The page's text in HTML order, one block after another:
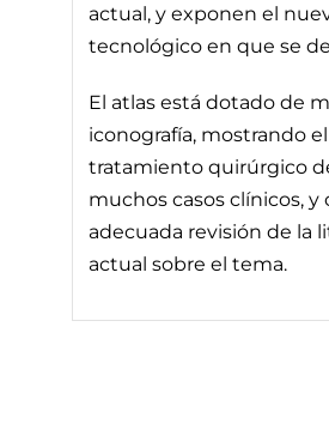
actual, y exponen el
tecnológico en que se
El atlas está dotado de
iconografía, mostrando el
tratamiento quirúrgico
muchos casos clínicos, y
adecuada revisión de la
actual sobre el tema.